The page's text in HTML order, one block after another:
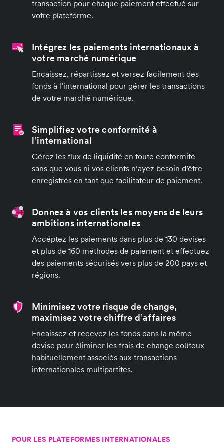
transaction pour chaque paiement effectué sur
votre plateforme.
Intégrez les paiements internationaux à
votre marché numérique
Encaissez, répartissez et versez facilement des
fonds à l’international pour gérer les transactions
de votre marché numérique.
Simplifiez votre conformité à
l’international
Gérez les flux de liquidité en toute conformité
sans que vous ni vos clients n’ayez besoin d’être
enregistrés en tant que facilitateur de paiement.
Donnez à vos clients les moyens de leurs
ambitions internationales
Accéptez les paiements dans plus de 130 devises
et plus de 160 méthodes de paiement et effectuez
des paiements sécurisés vers plus de 200 pays et
régions.
Minimisez votre risque de change,
maximisez votre chiffre d’affaires
Encaissez et recevez les fonds dans la même
devise pour éliminer les frais de change coûteux
habituellement associés aux transactions
internationales multipartites.
POUR LES PLATEFORMES INTERNATIONALES